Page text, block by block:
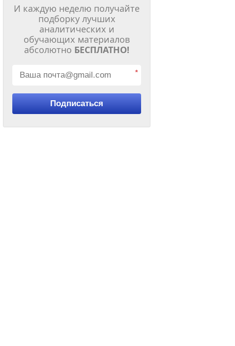
И каждую неделю получайте
подборку лучших
аналитических и
обучающих материалов
абсолютно БЕСПЛАТНО!
*
Подписаться